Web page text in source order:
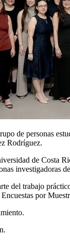
de personas
Rodríguez.
de Costa
investigadoras
del trabajo
por